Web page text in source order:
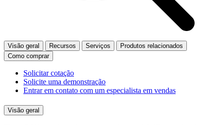
Visão geral Recursos Serviços
Produtos relacionados
Como comprar
Solicitar cotação
Solicite uma demonstração
Entrar em contato com um especialista em vendas
Visão geral